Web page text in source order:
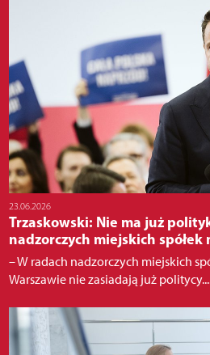
23.06.2026
Trzaskowski: Nie ma już
nadzorczych miejskich spółek
– W radach nadzorczych miejskich
Warszawie nie zasiadają już